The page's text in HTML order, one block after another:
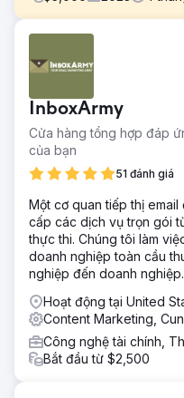
Một trong những khách
tôi đã phải vật lộn với khả
thứ 2 và thứ 3 của
lại doanh thu gần $0. Sự
không đủ để cạnh tranh
Giải pháp
Chúng tôi đã triển khai
trên blog, liên kết ngược
cập nhật cho trang web,
meta và cấu trúc URL là
tôi xây dựng lại các chiến
Những nỗ lực của chúng
trên Google về các cụm
các công ty dẫn đầu
USD lên hơn 40.000 USD
InboxArmy
Cửa hàng tổng hợp đáp
của bạn
51 đánh giá
Một cơ quan tiếp thị
cấp các dịch vụ trọn gói
thực thi. Chúng tôi làm
doanh nghiệp toàn cầu
nghiệp đến doanh nghiệp.
Hoạt động tại United
Content Marketing,
Công nghệ tài chính,
Bắt đầu từ $2,500